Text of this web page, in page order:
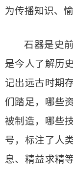
为传播知识、
石器是史
是今人了解历
记出远古时期
们踏足，哪些
被制造，哪些
号，标注了人
息、精益求精